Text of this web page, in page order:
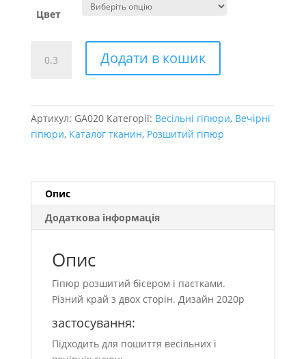
Цвет
Aqua
Додати в кошик
Артикул: GA020 Категорії: Весільні гіпюри, Вечірні
гіпюри, Каталог тканин, Розшитий гіпюр
Опис
Додаткова інформація
Опис
Гіпюр розшитий бісером і паєтками.
Різний край з двох сторін. Дизайн 2020р
застосування:
Підходить для пошиття весільних і